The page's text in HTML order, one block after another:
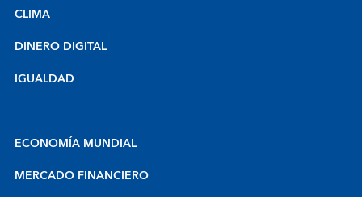
CLIMA
DINERO DIGITAL
IGUALDAD
ECONOMÍA MUNDIAL
MERCADO FINANCIERO